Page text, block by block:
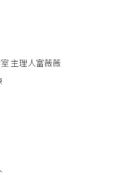
主理人富薇薇